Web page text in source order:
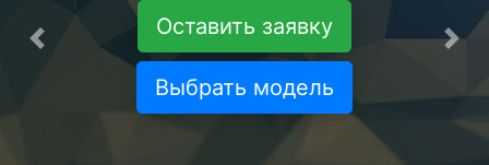
Оставить заявку
Выбрать модель
Предыдущая